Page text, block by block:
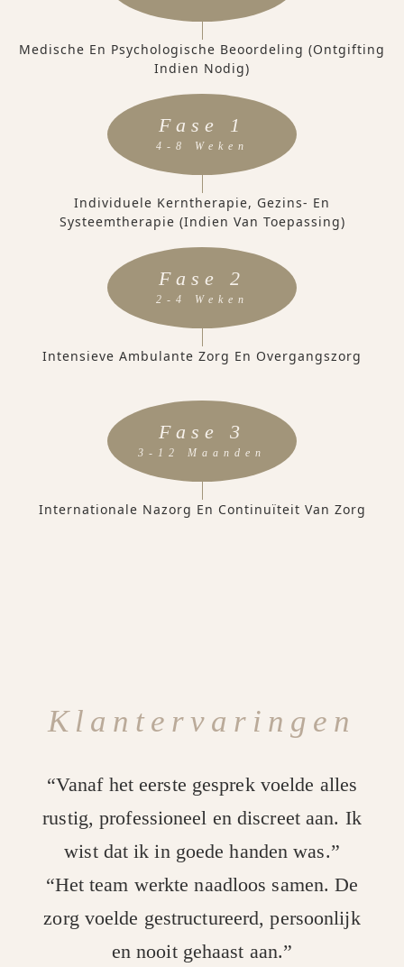
Medische En Psychologische Beoordeling (ontgifting
Indien Nodig)
Fase 1
4-8 Weken
Individuele Kerntherapie, Gezins- En
Systeemtherapie (indien Van Toepassing)
Fase 2
2-4 Weken
Intensieve Ambulante Zorg En Overgangszorg
Fase 3
3-12 Maanden
Internationale Nazorg En Continuïteit Van Zorg
Klantervaringen
“Vanaf het eerste gesprek voelde alles
rustig, professioneel en discreet aan. Ik
wist dat ik in goede handen was.”
“Het team werkte naadloos samen. De
zorg voelde gestructureerd, persoonlijk
en nooit gehaast aan.”